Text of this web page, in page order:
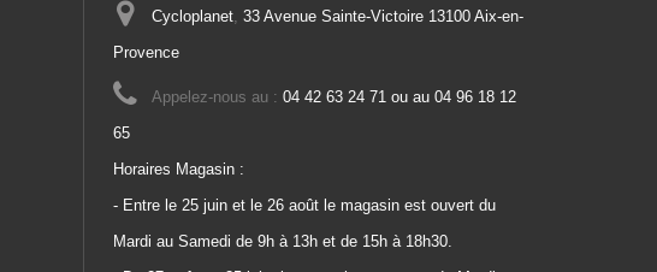
Cycloplanet 33 Avenue Sainte-Victoire 13100 Aix-en-
Provence
Appelez-nous au : 04 42 63 24 71 ou au 04 96 18 12
65
Horaires Magasin :
- Entre le 25 juin et le 26 août le magasin est ouvert du
Mardi au Samedi de 9h à 13h et de 15h à 18h30.